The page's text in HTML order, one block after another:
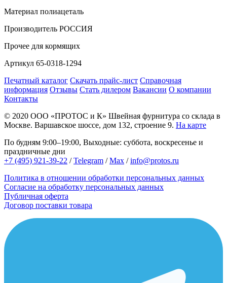
Материал полиацеталь
Производитель РОССИЯ
Прочее для кормящих
Артикул 65-0318-1294
Печатный каталог Скачать прайс-лист Справочная
информация Отзывы Стать дилером Вакансии О компании
Контакты
© 2020 ООО «ПРОТОС и К» Швейная фурнитура со склада в
Москве. Варшавское шоссе, дом 132, строение 9. На карте
По будням 9:00–19:00, Выходные: суббота, воскресенье и
праздничные дни
+7 (495) 921-39-22 /Telegram /Max /info@protos.ru
Политика в отношении обработки персональных данных
Согласие на обработку персональных данных
Публичная оферта
Договор поставки товара